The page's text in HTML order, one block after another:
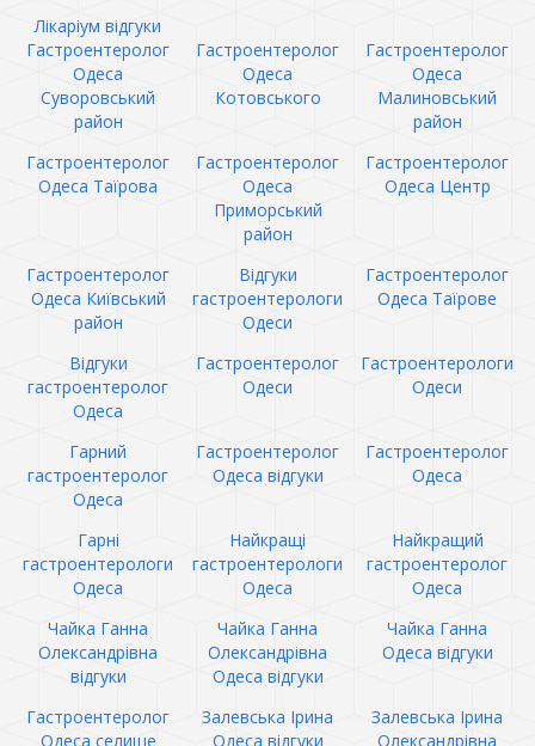
Лікаріум відгуки
Гастроентеролог
Одеса
Суворовський
район
Гастроентеролог
Одеса
Котовського
Гастроентеролог
Одеса
Малиновський
район
Гастроентеролог
Одеса Таїрова
Гастроентеролог
Одеса
Приморський
район
Гастроентеролог
Одеса Центр
Гастроентеролог
Одеса Київський
район
Відгуки
гастроентерологи
Одеси
Гастроентеролог
Одеса Таїрове
Відгуки
гастроентеролог
Одеса
Гастроентеролог
Одеси
Гастроентерологи
Одеси
Гарний
гастроентеролог
Одеса
Гастроентеролог
Одеса відгуки
Гастроентеролог
Одеса
Гарні
гастроентерологи
Одеса
Найкращі
гастроентерологи
Одеса
Найкращий
гастроентеролог
Одеса
Чайка Ганна
Олександрівна
відгуки
Чайка Ганна
Олександрівна
Одеса відгуки
Чайка Ганна
Одеса відгуки
Гастроентеролог
Одеса селище
Залевська Ірина
Одеса відгуки
Залевська Ірина
Олександрівна